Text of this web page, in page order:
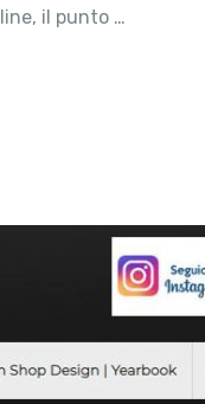
il punto …